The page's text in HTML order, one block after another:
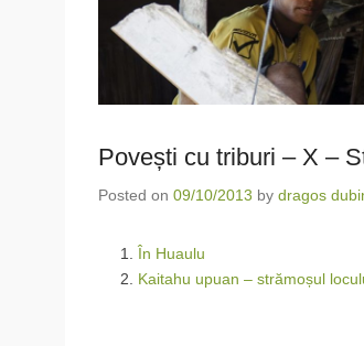
Povești cu triburi – X –
Posted on 09/10/2013 by dragos
În Huaulu
Kaitahu upuan – strămoșul